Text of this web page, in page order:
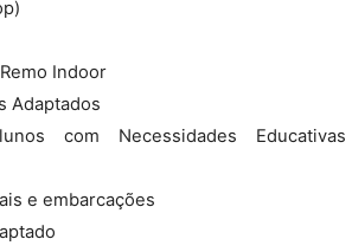
Indoor
Adaptados
com Necessidades Educativas
e embarcações